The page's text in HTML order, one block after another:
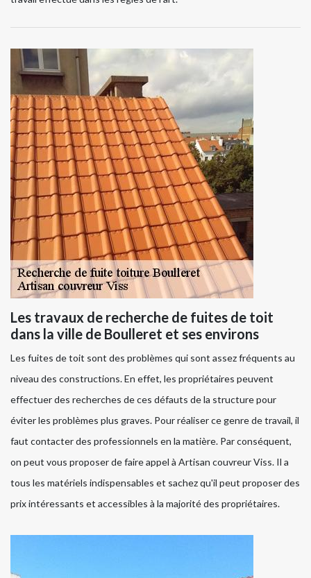
Les travaux de recherche de fuites de toit
dans la ville de Boulleret et ses environs
Les fuites de toit sont des problèmes qui sont assez fréquents au
niveau des constructions. En effet, les propriétaires peuvent
effectuer des recherches de ces défauts de la structure pour
éviter les problèmes plus graves. Pour réaliser ce genre de travail, il
faut contacter des professionnels en la matière. Par conséquent,
on peut vous proposer de faire appel à Artisan couvreur Viss. Il a
tous les matériels indispensables et sachez qu'il peut proposer des
prix intéressants et accessibles à la majorité des propriétaires.